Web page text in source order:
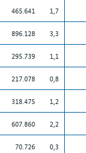
465.641 1,7
896.128 3,3
295.739 1,1
217.078 0,8
318.475 1,2
607.860 2,2
70.726 0,3